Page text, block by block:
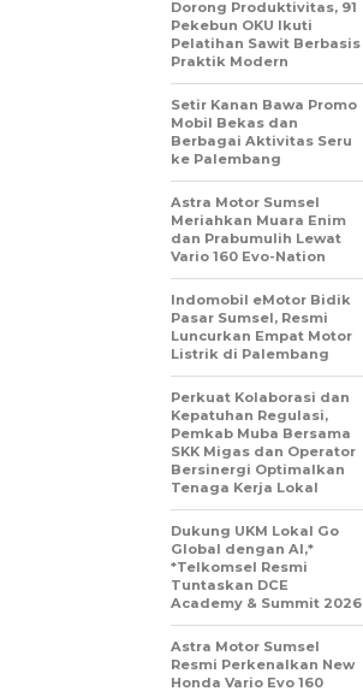
Dorong Produktivitas, 91
Pekebun OKU Ikuti
Pelatihan Sawit Berbasis
Praktik Modern
Setir Kanan Bawa Promo
Mobil Bekas dan
Berbagai Aktivitas Seru
ke Palembang
Astra Motor Sumsel
Meriahkan Muara Enim
dan Prabumulih Lewat
Vario 160 Evo-Nation
Indomobil eMotor Bidik
Pasar Sumsel, Resmi
Luncurkan Empat Motor
Listrik di Palembang
Perkuat Kolaborasi dan
Kepatuhan Regulasi,
Pemkab Muba Bersama
SKK Migas dan Operator
Bersinergi Optimalkan
Tenaga Kerja Lokal
Dukung UKM Lokal Go
Global dengan AI,*
*Telkomsel Resmi
Tuntaskan DCE
Academy & Summit 2026
Astra Motor Sumsel
Resmi Perkenalkan New
Honda Vario Evo 160